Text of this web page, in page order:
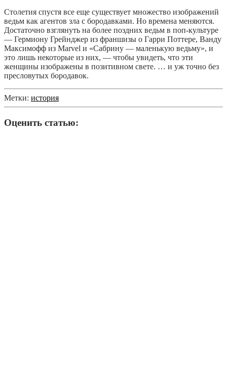
Столетия спустя все еще существует множество изображений
ведьм как агентов зла с бородавками. Но времена меняются.
Достаточно взглянуть на более поздних ведьм в поп-культуре
— Гермиону Грейнджер из франшизы о Гарри Поттере, Ванду
Максимофф из Marvel и «Сабрину — маленькую ведьму», и
это лишь некоторые из них, — чтобы увидеть, что эти
женщины изображены в позитивном свете. … и уж точно без
пресловутых бородавок.
Метки: история
Оценить статью: